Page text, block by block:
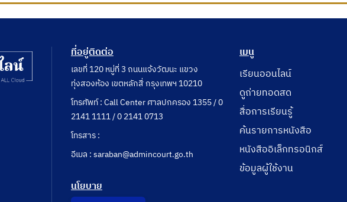
ที่อยู่ติดต่อ
เลขที่ 120 หมู่ที่ 3 ถนนแจ้งวัฒนะ แขวง
ทุ่งสองห้อง เขตหลักสี่ กรุงเทพฯ 10210
โทรศัพท์ : Call Center ศาลปกครอง 1355 / 0
2141 1111 / 0 2141 0713
โทรสาร :
อีเมล : saraban@admincourt.go.th
นโยบาย
เมนู
เรียนออนไลน์
ดูถ่ายทอดสด
สื่อการเรียนรู้
ค้นรายการหนังสือ
หนังสืออิเล็กทรอนิกส์
ข้อมูลผู้ใช้งาน